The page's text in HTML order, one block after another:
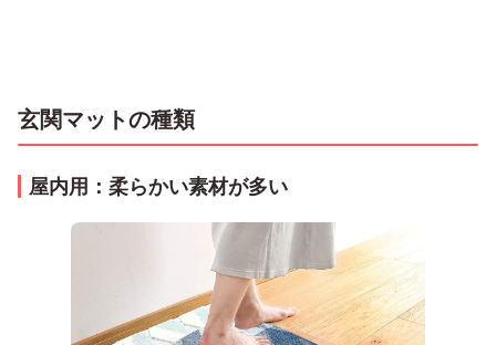
玄関マットの種類
屋内用：柔らかい素材が多い